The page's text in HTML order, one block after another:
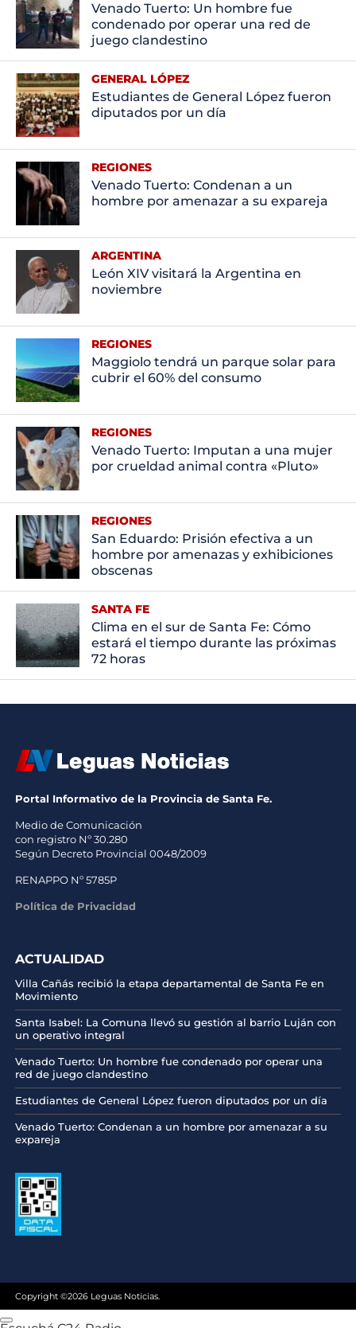
Venado Tuerto: Un hombre fue
condenado por operar una red de
juego clandestino
GENERAL LÓPEZ
Estudiantes de General López fueron
diputados por un día
REGIONES
Venado Tuerto: Condenan a un
hombre por amenazar a su expareja
ARGENTINA
León XIV visitará la Argentina en
noviembre
REGIONES
Maggiolo tendrá un parque solar para
cubrir el 60% del consumo
REGIONES
Venado Tuerto: Imputan a una mujer
por crueldad animal contra «Pluto»
REGIONES
San Eduardo: Prisión efectiva a un
hombre por amenazas y exhibiciones
obscenas
SANTA FE
Clima en el sur de Santa Fe: Cómo
estará el tiempo durante las próximas
72 horas
Portal Informativo de la Provincia de Santa Fe.
Medio de Comunicación
con registro Nº 30.280
Según Decreto Provincial 0048/2009
RENAPPO Nº 5785P
Política de Privacidad
ACTUALIDAD
Villa Cañás recibió la etapa departamental de Santa Fe en
Movimiento
Santa Isabel: La Comuna llevó su gestión al barrio Luján con
un operativo integral
Venado Tuerto: Un hombre fue condenado por operar una
red de juego clandestino
Estudiantes de General López fueron diputados por un día
Venado Tuerto: Condenan a un hombre por amenazar a su
expareja
Copyright ©2026 Leguas Noticias.